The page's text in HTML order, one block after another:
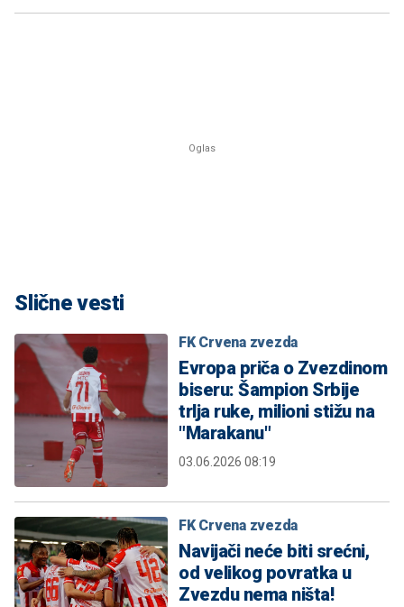
Slične vesti
FK Crvena zvezda
Evropa priča o Zvezdinom
biseru: Šampion Srbije
trlja ruke, milioni stižu na
"Marakanu"
03.06.2026 08:19
FK Crvena zvezda
Navijači neće biti srećni,
od velikog povratka u
Zvezdu nema ništa!